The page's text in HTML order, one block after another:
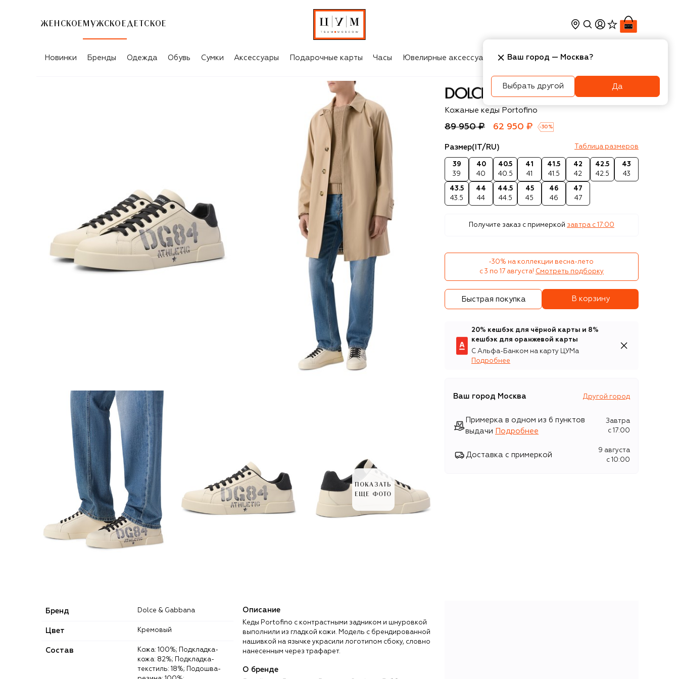
ЖЕНСКОЕ МУЖСКОЕ ДЕТСКОЕ
Новинки Бренды Одежда Обувь Сумки Аксессуары Подарочные карты Часы Ювелирные аксессуары Косметика Интерьер
ПОКАЗАТЬ
ЕЩЕ ФОТО
Dolce & Gabbana
Кожаные кеды Portofino
89 950 ₽ 62 950 ₽ -30 %
Размер(IT/RU) Таблица размеров
39
39
40
40
40.5
40.5
41
41
41.5
41.5
42
42
42.5
42.5
43
43
43.5
43.5
44
44
44.5
44.5
45
45
46
46
47
47
Получите заказ с примеркой завтра c 17:00
-30% на коллекции весна-лето
с 3 по 17 августа! Смотреть подборку
Быстрая покупка В корзину
20% кешбэк для чёрной карты и 8%
кешбэк для оранжевой карты
С Альфа-Банком на карту ЦУМа
Подробнее
Ваш город Москва Другой город
Примерка в одном из 6 пунктов
выдачи
Подробнее
Завтра
c 17:00
Доставка с примеркой
9 августа
c 10:00
Бренд Dolce & Gabbana
Цвет Кремовый
Состав
Кожа: 100%; Подкладка-
кожа: 82%; Подкладка-
текстиль: 18%; Подошва-
Описание
Кеды Portofino с контрастными задником и шнуровкой
выполнили из гладкой кожи. Модель с брендированной
нашивкой на язычке украсили логотипом сбоку, словно
нанесенным через трафарет.
О бренде
Ваш город — Москва?
Выбрать другой Да